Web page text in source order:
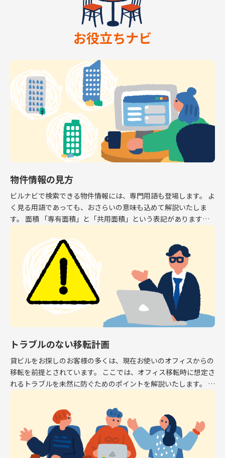
お役立ちナビ
物件情報の見方
ビルナビで検索できる物件情報には、専門用語も登場します。 よ
く見る用語であっても、おさらいの意味も込めて解説いたしま
す。 面積 「専有面積」と「共用面積」という表記があります。
専有面積はオフィスとして利用できるスペース […]
トラブルのない移転計画
貸ビルをお探しのお客様の多くは、現在お使いのオフィスからの
移転を前提とされています。 ここでは、オフィス移転時に想定さ
れるトラブルを未然に防ぐためのポイントを解説いたします。 解
約予告 現在お使いのオフィスから移転する場 […]